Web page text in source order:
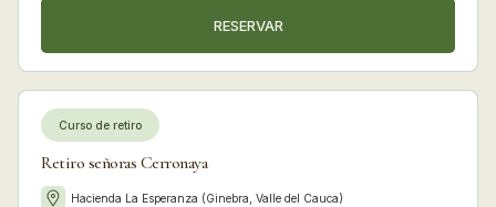
RESERVAR
Curso de retiro
Retiro señoras Cerronaya
Hacienda La Esperanza (Ginebra, Valle del Cauca)